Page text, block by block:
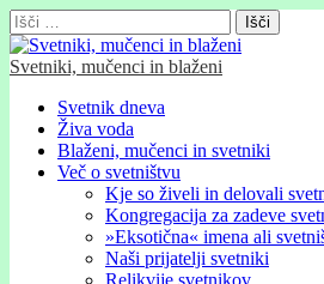
Išči:
Svetniki, mučenci in blaženi
Glavni
meni
Skip
content
Svetnik dneva
Živa voda
Blaženi, mučenci in svetniki
Več o svetništvu
Kje so živeli in delovali
Kongregacija za zadeve
»Eksotična« imena ali
Naši prijatelji svetniki
Relikvije svetnikov